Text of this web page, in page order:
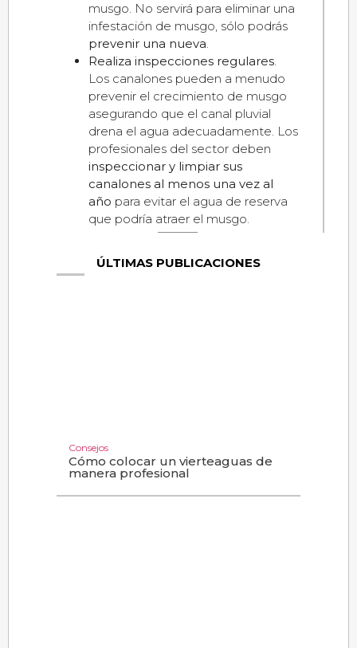
musgo. No servirá para eliminar una
infestación de musgo, sólo podrás
prevenir una nueva.
Realiza inspecciones regulares.
Los canalones pueden a menudo
prevenir el crecimiento de musgo
asegurando que el canal pluvial
drena el agua adecuadamente. Los
profesionales del sector deben
inspeccionar y limpiar sus
canalones al menos una vez al
año para evitar el agua de reserva
que podría atraer el musgo.
ÚLTIMAS PUBLICACIONES
Consejos
Cómo colocar un vierteaguas de
manera profesional